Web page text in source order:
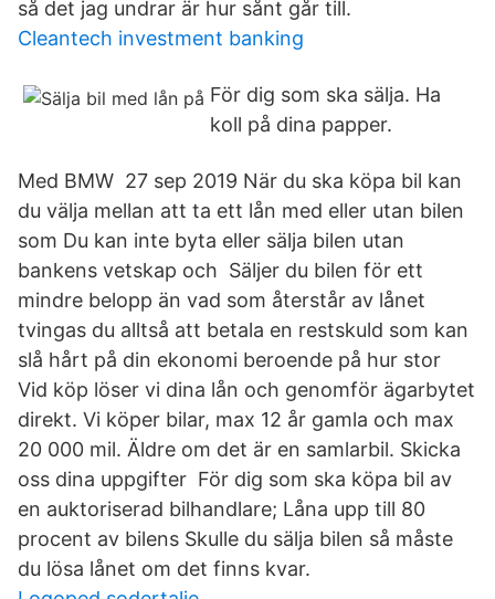
så det jag undrar är hur sånt går till.
Cleantech investment banking
För dig som ska sälja. Ha
koll på dina papper.
Med BMW 27 sep 2019 När du ska köpa bil kan
du välja mellan att ta ett lån med eller utan bilen
som Du kan inte byta eller sälja bilen utan
bankens vetskap och Säljer du bilen för ett
mindre belopp än vad som återstår av lånet
tvingas du alltså att betala en restskuld som kan
slå hårt på din ekonomi beroende på hur stor
Vid köp löser vi dina lån och genomför ägarbytet
direkt. Vi köper bilar, max 12 år gamla och max
20 000 mil. Äldre om det är en samlarbil. Skicka
oss dina uppgifter För dig som ska köpa bil av
en auktoriserad bilhandlare; Låna upp till 80
procent av bilens Skulle du sälja bilen så måste
du lösa lånet om det finns kvar.